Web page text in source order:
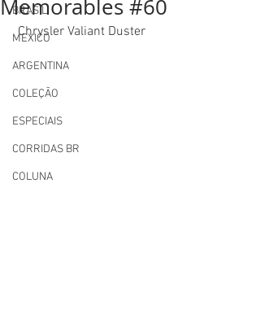
BRASIL
MEXICO
ARGENTINA
COLEÇÃO
ESPECIAIS
CORRIDAS BR
COLUNA
Memorables #60
Chrysler Valiant Duster